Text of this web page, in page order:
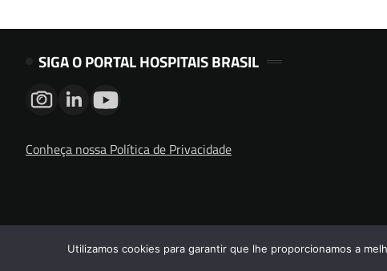
SIGA O PORTAL HOSPITAIS BRASIL
Conheça nossa Política de Privacidade
Utilizamos cookies para garantir que lhe proporcionamos a